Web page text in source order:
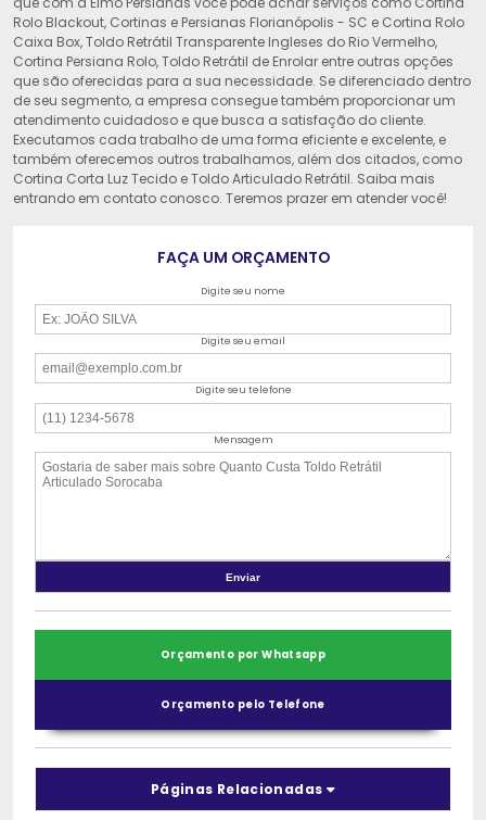
Rolo Blackout, Cortinas e Persianas Florianópolis - SC e Cortina Rolo
Caixa Box, Toldo Retrátil Transparente Ingleses do Rio Vermelho,
Cortina Persiana Rolo, Toldo Retrátil de Enrolar entre outras opções
que são oferecidas para a sua necessidade. Se diferenciado dentro
de seu segmento, a empresa consegue também proporcionar um
atendimento cuidadoso e que busca a satisfação do cliente.
Executamos cada trabalho de uma forma eficiente e excelente, e
também oferecemos outros trabalhamos, além dos citados, como
Cortina Corta Luz Tecido e Toldo Articulado Retrátil. Saiba mais
entrando em contato conosco. Teremos prazer em atender você!
FAÇA UM ORÇAMENTO
Digite seu nome
Digite seu email
Digite seu telefone
Mensagem
Orçamento por Whatsapp
Orçamento pelo Telefone
Páginas Relacionadas